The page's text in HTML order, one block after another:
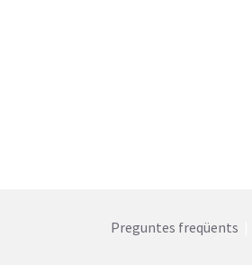
Preguntes freqüents